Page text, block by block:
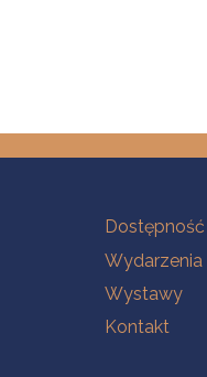
Na skróty
Dostępność
Wydarzenia
Wystawy
Kontakt